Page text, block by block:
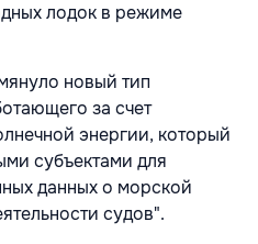
лодок в режиме
новый тип
за счет
энергии, который
субъектами для
данных о морской
судов".